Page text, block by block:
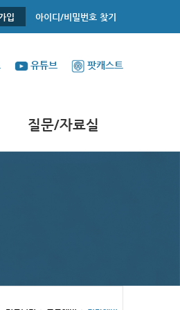
입 아이디/비밀번호 찾기
유튜브 팟캐스트
질문/자료실